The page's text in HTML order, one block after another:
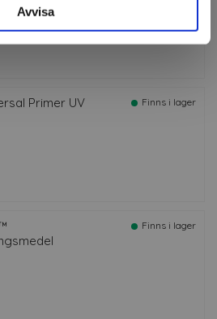
Avvisa
Primer UV Finns i lager
Finns i lager